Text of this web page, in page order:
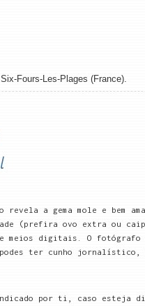
Fours-Les-Plages (France).
revela a gema mole e
(prefira ovo extra ou
e meios digitais. O
ter cunho jornalístico,
indicado por ti, caso